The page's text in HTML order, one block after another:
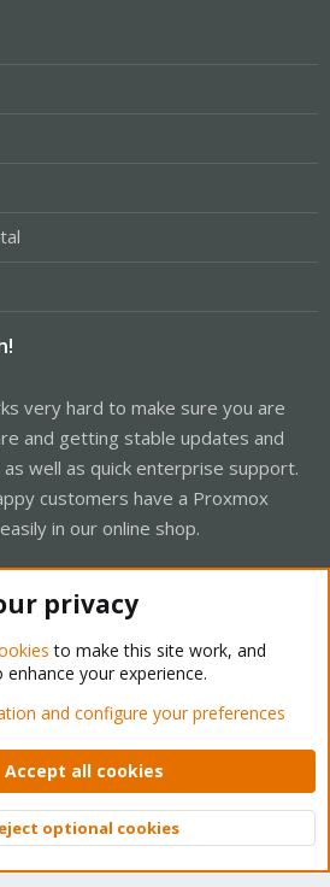
very hard to make sure you are
and getting stable updates and
well as quick enterprise support.
customers have a Proxmox
in our online shop.
Forum - Light Mode
Privacy policy Help Home
© 2010-2026 XenForo Ltd.
Top
privacy
to make this site work, and
your experience.
and configure your preferences
Accept all cookies
optional cookies